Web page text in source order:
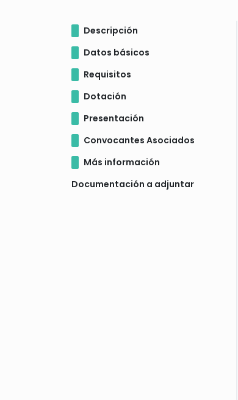
Descripción
Datos básicos
Requisitos
Dotación
Presentación
Convocantes Asociados
Más información
Documentación a adjuntar